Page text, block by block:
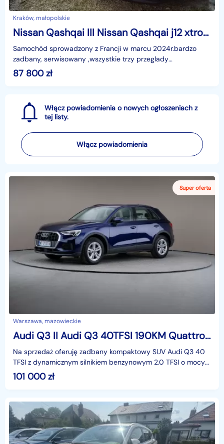
Kraków, małopolskie
Nissan Qashqai III Nissan Qashqai j12 xtronic
Samochód sprowadzony z Francji w marcu 2024r.bardzo
zadbany, serwisowany ,wszystkie trzy przeglady
gwarancyjne wykonane w ASO Nissan Kraków. Ostatni duży
przegl
87 800zł
Włącz powiadomienia o nowych ogłoszeniach z
tej listy.
Włącz powiadomienia
Warszawa, mazowieckie
Audi Q3 II Audi Q3 40TFSI 190KM Quattro Stronic Comfort salon PL pakiet serwisowy
Na sprzedaż oferuję zadbany kompaktowy SUV Audi Q3 40
TFSI z dynamicznym silnikiem benzynowym 2.0 TFSI o mocy
190 KM, napędem na cztery koła Quattro oraz automa
101 000zł